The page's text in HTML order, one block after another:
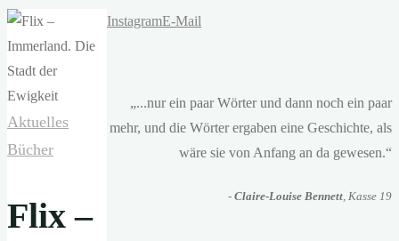
Aktuelles
Bücher
Flix –
InstagramE-Mail
„...nur ein paar Wörter und dann noch ein paar
mehr, und die Wörter ergaben eine Geschichte, als
wäre sie von Anfang an da gewesen.“
- Claire-Louise Bennett, Kasse 19